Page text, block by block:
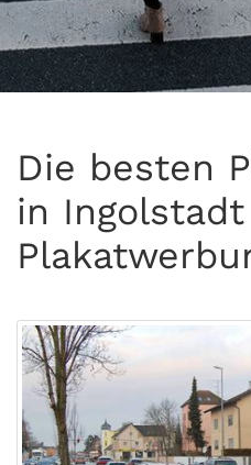
Die besten
in